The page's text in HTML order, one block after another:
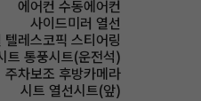
에어컨 수동에어컨
사이드미러 열선
텔레스코픽 스티어링
트 통풍시트(운전석)
주차보조 후방카메라
시트 열선시트(앞)